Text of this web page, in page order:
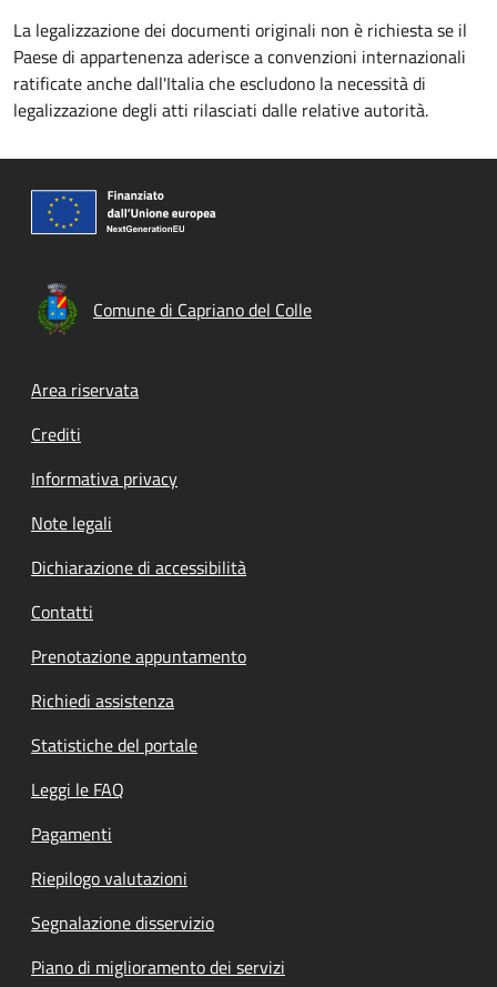
La legalizzazione dei documenti originali non è richiesta se il
Paese di appartenenza aderisce a convenzioni internazionali
ratificate anche dall'Italia che escludono la necessità di
legalizzazione degli atti rilasciati dalle relative autorità.
Comune di Capriano del Colle
Footer menu
Area riservata
Crediti
Informativa privacy
Note legali
Dichiarazione di accessibilità
Contatti
Prenotazione appuntamento
Richiedi assistenza
Statistiche del portale
Leggi le FAQ
Pagamenti
Riepilogo valutazioni
Segnalazione disservizio
Piano di miglioramento dei servizi